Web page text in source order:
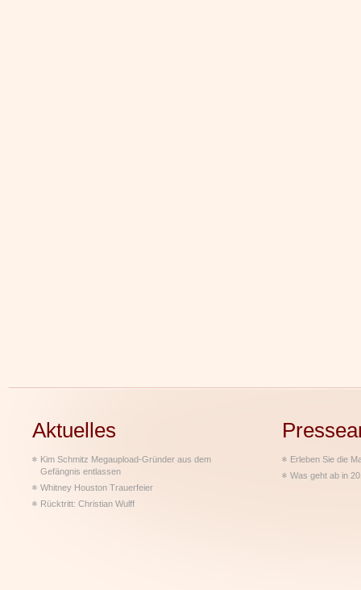
Aktuelles
Kim Schmitz Megaupload-Gründer aus dem
Gefängnis entlassen
Whitney Houston Trauerfeier
Rücktritt: Christian Wulff
Erleben Sie die
Was geht ab in